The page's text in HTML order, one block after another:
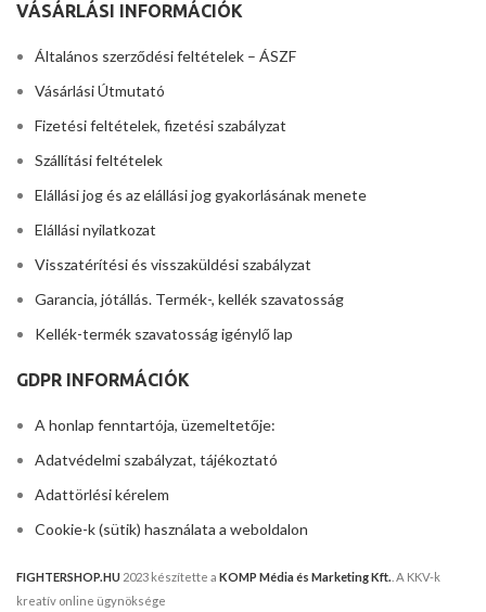
VÁSÁRLÁSI INFORMÁCIÓK
Általános szerződési feltételek – ÁSZF
Vásárlási Útmutató
Fizetési feltételek, fizetési szabályzat
Szállítási feltételek
Elállási jog és az elállási jog gyakorlásának menete
Elállási nyilatkozat
Visszatérítési és visszaküldési szabályzat
Garancia, jótállás. Termék-, kellék szavatosság
Kellék-termék szavatosság igénylő lap
GDPR INFORMÁCIÓK
A honlap fenntartója, üzemeltetője:
Adatvédelmi szabályzat, tájékoztató
Adattörlési kérelem
Cookie-k (sütik) használata a weboldalon
FIGHTERSHOP.HU 2023 készítette a KOMP Média és Marketing Kft. . A KKV-k
kreatív online ügynöksége